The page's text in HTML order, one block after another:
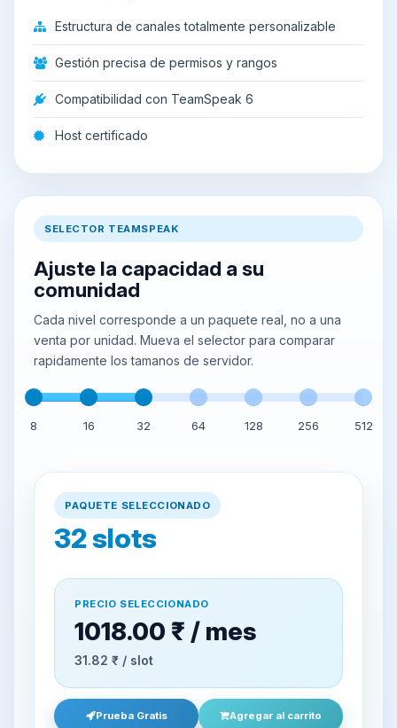
Estructura de canales totalmente personalizable
Gestión precisa de permisos y rangos
Compatibilidad con TeamSpeak 6
Host certificado
SELECTOR TEAMSPEAK
Ajuste la capacidad a su
comunidad
Cada nivel corresponde a un paquete real, no a una
venta por unidad. Mueva el selector para comparar
rapidamente los tamanos de servidor.
8 16 32 64 128 256 512
PAQUETE SELECCIONADO
32slots
PRECIO SELECCIONADO
1018.00 ₹ / mes
31.82 ₹ / slot
Prueba Gratis Agregar al carrito